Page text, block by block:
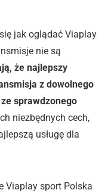
jak oglądać Viaplay
nie są
że najlepszy
z dowolnego
sprawdzonego
niezbędnych cech,
usługę dla
Viaplay sport Polska